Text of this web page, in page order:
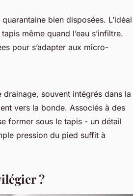
bien disposées. L’idéal
même quand l’eau s’infiltre.
pour s’adapter aux micro-
souvent intégrés dans la
vers la bonde. Associés à des
former sous le tapis - un détail
pression du pied suffit à
?